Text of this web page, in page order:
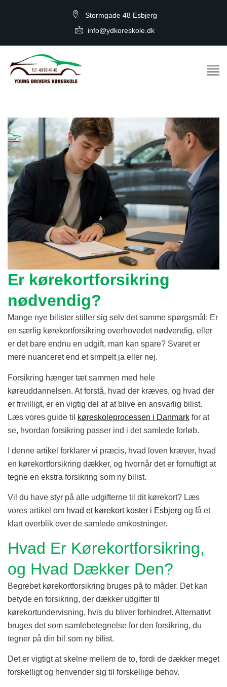
Stormgade 48 Esbjerg
info@ydkoreskole.dk
Er kørekortforsikring
nødvendig?
Mange nye bilister stiller sig selv det samme spørgsmål: Er
en særlig kørekortforsikring overhovedet nødvendig, eller
er det bare endnu en udgift, man kan spare? Svaret er
mere nuanceret end et simpelt ja eller nej.
Forsikring hænger tæt sammen med hele
køreuddannelsen. At forstå, hvad der kræves, og hvad der
er frivilligt, er en vigtig del af at blive en ansvarlig bilist.
Læs vores guide til
køreskoleprocessen i Danmark for at
se, hvordan forsikring passer ind i det samlede forløb.
I denne artikel forklarer vi præcis, hvad loven kræver, hvad
en kørekortforsikring dækker, og hvornår det er fornuftigt at
tegne en ekstra forsikring som ny bilist.
Vil du have styr på alle udgifterne til dit kørekort? Læs
vores artikel om hvad et kørekort koster i Esbjerg og få et
klart overblik over de samlede omkostninger.
Hvad Er Kørekortforsikring,
og Hvad Dækker Den?
Begrebet kørekortforsikring bruges på to måder. Det kan
betyde en forsikring, der dækker udgifter til
kørekortundervisning, hvis du bliver forhindret. Alternativt
bruges det som samlebetegnelse for den forsikring, du
tegner på din bil som ny bilist.
Det er vigtigt at skelne mellem de to, fordi de dækker meget
forskelligt og henvender sig til forskellige behov.